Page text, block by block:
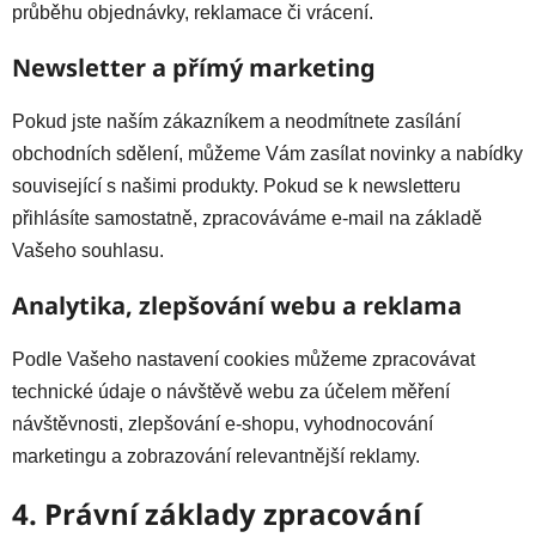
průběhu objednávky, reklamace či vrácení.
Newsletter a přímý marketing
Pokud jste naším zákazníkem a neodmítnete zasílání
obchodních sdělení, můžeme Vám zasílat novinky a nabídky
související s našimi produkty. Pokud se k newsletteru
přihlásíte samostatně, zpracováváme e-mail na základě
Vašeho souhlasu.
Analytika, zlepšování webu a reklama
Podle Vašeho nastavení cookies můžeme zpracovávat
technické údaje o návštěvě webu za účelem měření
návštěvnosti, zlepšování e-shopu, vyhodnocování
marketingu a zobrazování relevantnější reklamy.
4. Právní základy zpracování